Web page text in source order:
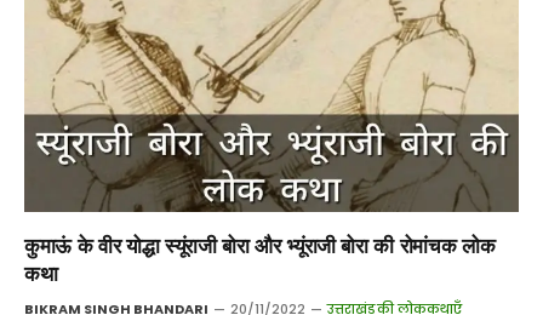
कुमाऊं के वीर योद्धा स्यूंराजी बोरा और भ्यूंराजी बोरा की रोमांचक लोक
कथा
BIKRAM SINGH BHANDARI 20/11/2022
उत्तराखंड की लोककथाएँ